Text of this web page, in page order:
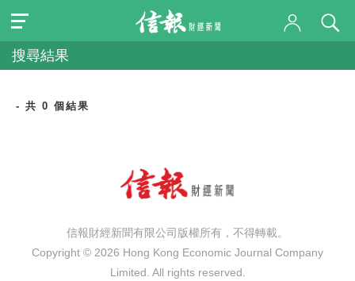
搜尋結果
- 共 0 個結果
信報財經新聞有限公司版權所有，不得轉載。
Copyright © 2026 Hong Kong Economic Journal Company
Limited. All rights reserved.